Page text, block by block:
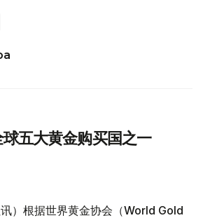
五大黄金购买国之一
讯）根据世界黄金协会（World Gold